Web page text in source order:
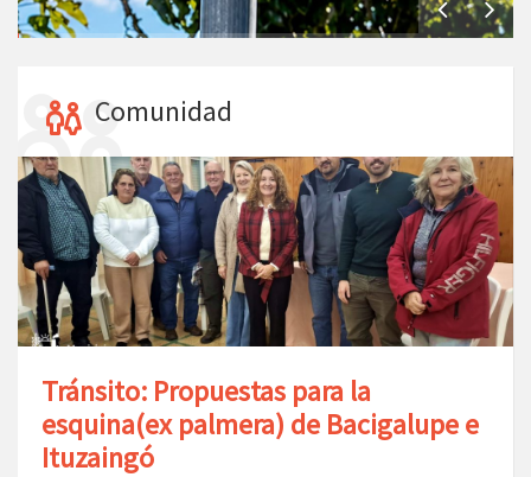
Comunidad
Tránsito: Propuestas para la
esquina(ex palmera) de Bacigalupe e
Ituzaingó